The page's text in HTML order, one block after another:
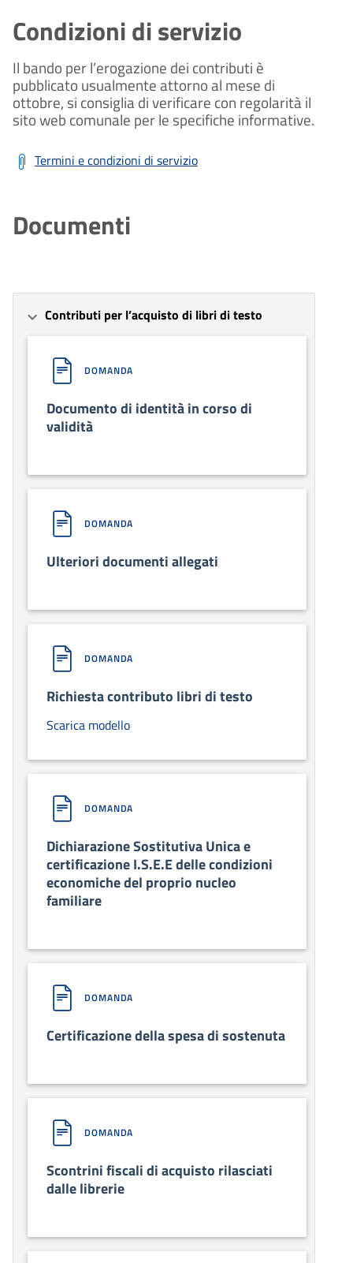
Condizioni di servizio
Il bando per l’erogazione dei contributi è
pubblicato usualmente attorno al mese di
ottobre, si consiglia di verificare con regolarità il
sito web comunale per le specifiche informative.
Termini e condizioni di servizio
Documenti
Contributi per l’acquisto di libri di testo
DOMANDA
Documento di identità in corso di
validità
DOMANDA
Ulteriori documenti allegati
DOMANDA
Richiesta contributo libri di testo
Scarica modello
DOMANDA
Dichiarazione Sostitutiva Unica e
certificazione I.S.E.E delle condizioni
economiche del proprio nucleo
familiare
DOMANDA
Certificazione della spesa di sostenuta
DOMANDA
Scontrini fiscali di acquisto rilasciati
dalle librerie